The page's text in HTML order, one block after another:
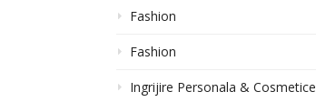
Fashion
Fashion
Ingrijire Personala & Cosmetice